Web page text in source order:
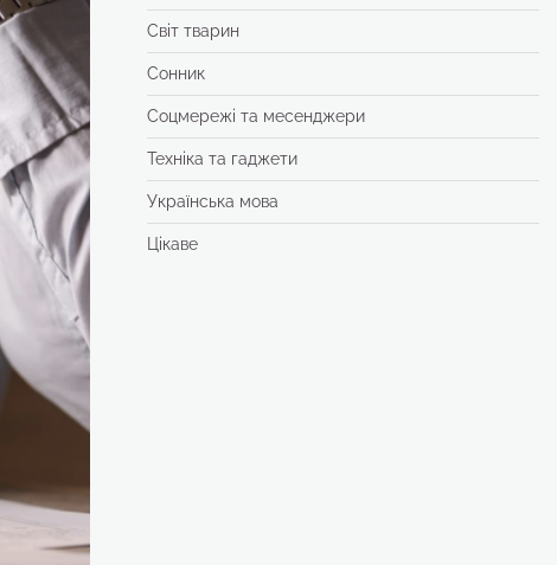
Світ тварин
Сонник
Соцмережі та месенджери
Техніка та гаджети
Українська мова
Цікаве